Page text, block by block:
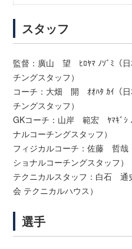
スタッフ
監督：廣山 望 ﾋﾛﾔﾏ ﾉｿﾞﾐ（日
チングスタッフ）
コーチ：大畑 開 ｵｵﾊﾀ ｶｲ（日
チングスタッフ）
GKコーチ：山岸 範宏 ﾔﾏｷﾞｼ
ナルコーチングスタッフ）
フィジカルコーチ：佐藤 哲哉
ショナルコーチングスタッフ）
テクニカルスタッフ：白石 通
会 テクニカルハウス）
選手